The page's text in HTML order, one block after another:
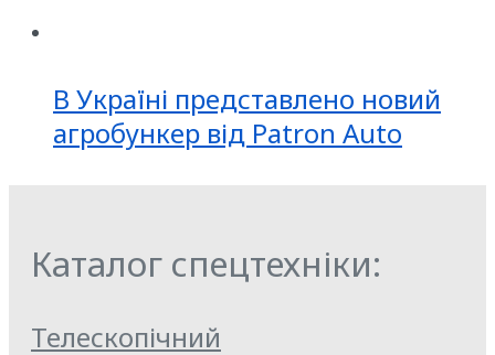
В Україні представлено новий
агробункер від Patron Auto
Каталог спецтехніки:
Телескопічний